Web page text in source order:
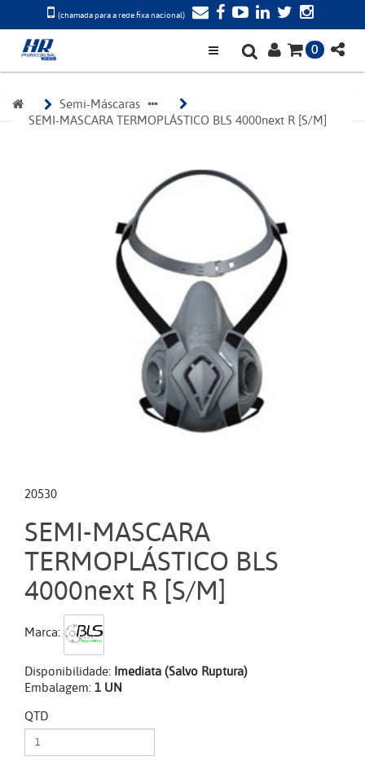
(chamada para a rede fixa nacional)
0
Semi-Máscaras
SEMI-MASCARA TERMOPLÁSTICO BLS 4000next R [S/M]
20530
SEMI-MASCARA
TERMOPLÁSTICO BLS
4000next R [S/M]
Marca:
Disponibilidade: Imediata (Salvo Ruptura)
Embalagem:1 UN
QTD